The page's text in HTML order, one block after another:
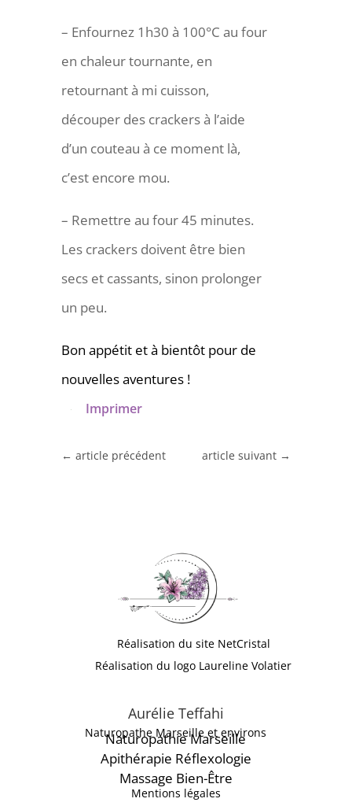
– Enfournez 1h30 à 100°C au four
en chaleur tournante, en
retournant à mi cuisson,
découper des crackers à l’aide
d’un couteau à ce moment là,
c’est encore mou.
– Remettre au four 45 minutes.
Les crackers doivent être bien
secs et cassants, sinon prolonger
un peu.
Bon appétit et à bientôt pour de
nouvelles aventures !
Imprimer
←article précédent article suivant→
Réalisation du site NetCristal
Réalisation du logo Laureline Volatier
Aurélie Teffahi
Naturopathe Marseille et environs
Naturopathie Marseille
Apithérapie Réflexologie
Massage Bien-Être
Mentions légales